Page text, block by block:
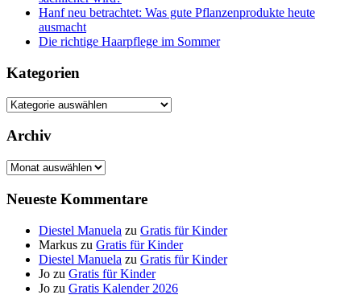
Hanf neu betrachtet: Was gute Pflanzenprodukte heute
ausmacht
Die richtige Haarpflege im Sommer
Kategorien
Kategorien
Archiv
Archiv
Neueste Kommentare
Diestel Manuela zu Gratis für Kinder
Markus zu Gratis für Kinder
Diestel Manuela zu Gratis für Kinder
Jo zu Gratis für Kinder
Jo zu Gratis Kalender 2026